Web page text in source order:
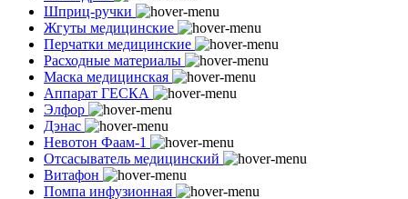
Шприц-ручки
Жгуты медицинские
Перчатки медицинские
Расходные материалы
Маска медицинская
Аппарат ГЕСКА
Элфор
Дэнас
Невотон Фаам-1
Отсасыватель медицинский
Витафон
Помпа инфузионная